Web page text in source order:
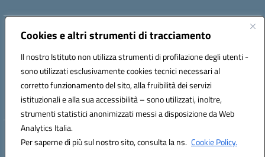
Cookies e altri strumenti di tracciamento
Il nostro Istituto non utilizza strumenti di profilazione degli utenti -
sono utilizzati esclusivamente cookies tecnici necessari al
corretto funzionamento del sito, alla fruibilità dei servizi
istituzionali e alla sua accessibilità – sono utilizzati, inoltre,
strumenti statistici anonimizzati messi a disposizione da Web
Analytics Italia.
Per saperne di più sul nostro sito, consulta la ns. Cookie Policy.
Indirizzo:Corso Vittorio Emanuele, 27 90133 - Palermo
Posta elettronica certificata (PEC):pais03600r@pec.istruzione.it
Codice fiscale: 97308550827
Codice meccanografico: PAIS03600R
Hosting & Powered by 3D Solution S.r.l.
Concept & Design by Designers Italia